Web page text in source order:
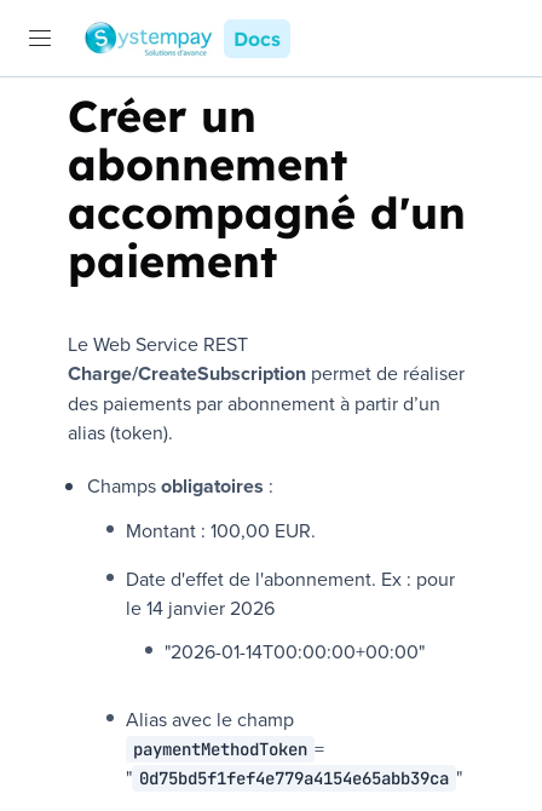
Docs
Créer un
abonnement
accompagné d'un
paiement
Le Web Service REST
Charge/CreateSubscription permet de réaliser
des paiements par abonnement à partir d’un
alias (token).
Champsobligatoires :
Montant : 100,00 EUR.
Date d'effet de l'abonnement. Ex : pour
le 14 janvier 2026
"2026-01-14T00:00:00+00:00"
Alias avec le champ
paymentMethodToken =
" 0d75bd5f1fef4e779a4154e65abb39ca "